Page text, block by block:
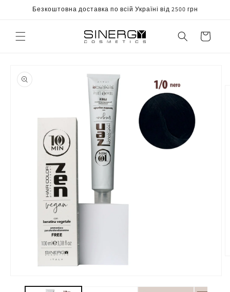
Безкоштовна доставка по всій Україні від 2500 грн
Корзина
інформації
про
носій